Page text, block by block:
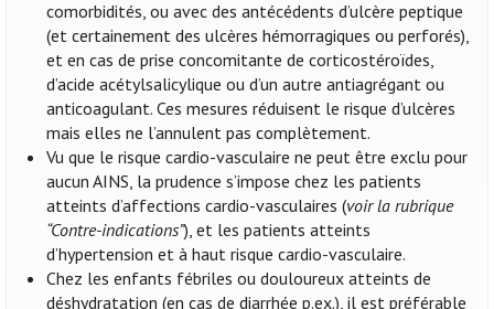
comorbidités, ou avec des antécédents d’ulcère peptique
(et certainement des ulcères hémorragiques ou perforés),
et en cas de prise concomitante de corticostéroïdes,
d’acide acétylsalicylique ou d’un autre antiagrégant ou
anticoagulant. Ces mesures réduisent le risque d’ulcères
mais elles ne l’annulent pas complètement.
Vu que le risque cardio-vasculaire ne peut être exclu pour
aucun AINS, la prudence s’impose chez les patients
atteints d’affections cardio-vasculaires (voir la rubrique
“Contre-indications”), et les patients atteints
d’hypertension et à haut risque cardio-vasculaire.
Chez les enfants fébriles ou douloureux atteints de
déshydratation (en cas de diarrhée p.ex.), il est préférable